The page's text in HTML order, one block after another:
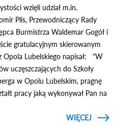
wzięli udział m.in.
Plis, Przewodniczący Rady
Burmistrza Waldemar Gogół i
gratulacyjnym skierowanym
Opola Lubelskiego napisał: "W
uczęszczających do Szkoły
w Opolu Lubelskim, pragnę
pracy jaką wykonywał Pan na
CZYTAJ
WIĘCEJ